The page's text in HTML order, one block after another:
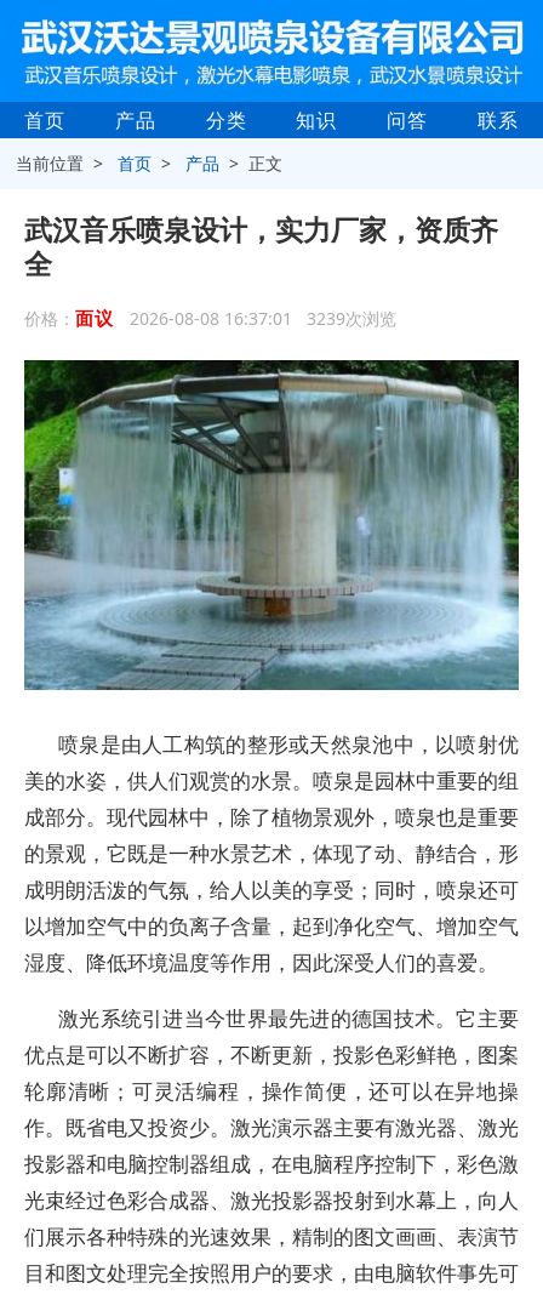
首页 产品 分类 知识 问答 联系
当前位置 >首页 > 产品 > 正文
武汉音乐喷泉设计，实力厂家，资质齐
全
价格： 面议 2026-08-08 16:37:01 3239次浏览
喷泉是由人工构筑的整形或天然泉池中，以喷射优
美的水姿，供人们观赏的水景。喷泉是园林中重要的组
成部分。现代园林中，除了植物景观外，喷泉也是重要
的景观，它既是一种水景艺术，体现了动、静结合，形
成明朗活泼的气氛，给人以美的享受；同时，喷泉还可
以增加空气中的负离子含量，起到净化空气、增加空气
湿度、降低环境温度等作用，因此深受人们的喜爱。
激光系统引进当今世界最先进的德国技术。它主要
优点是可以不断扩容，不断更新，投影色彩鲜艳，图案
轮廓清晰；可灵活编程，操作简便，还可以在异地操
作。既省电又投资少。激光演示器主要有激光器、激光
投影器和电脑控制器组成，在电脑程序控制下，彩色激
光束经过色彩合成器、激光投影器投射到水幕上，向人
们展示各种特殊的光速效果，精制的图文画画、表演节
目和图文处理完全按照用户的要求，由电脑软件事先可